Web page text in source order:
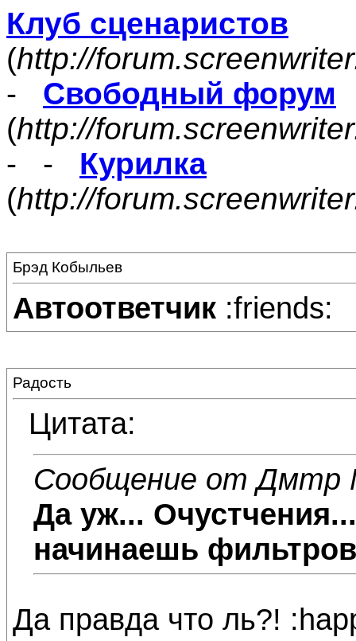
Клуб сценаристов
(http://
- Свободный форум
(http://
- - Курилка
(http://
Брэд Кобыльев
Автоответчик :friends:
Радость
Цитата:
Сообщение от Дмтр
Да уж...
начинаешь
Да правда что ль?!